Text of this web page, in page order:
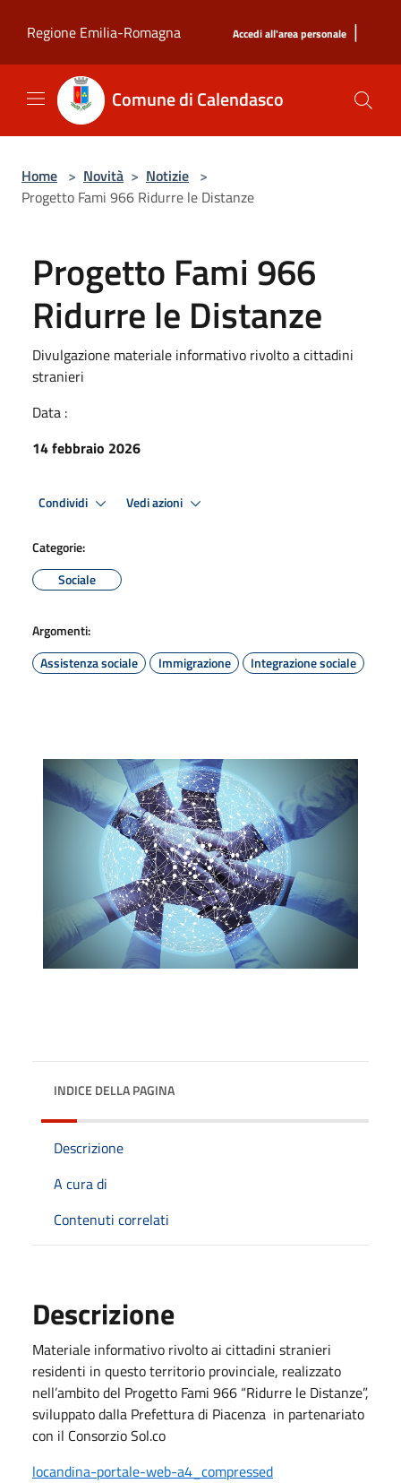
Regione Emilia-Romagna
Accedi all'area personale |
Comune di Calendasco
Home > Novità > Notizie >
Progetto Fami 966 Ridurre le Distanze
Progetto Fami 966
Ridurre le Distanze
Divulgazione materiale informativo rivolto a cittadini
stranieri
Data :
14 febbraio 2026
Condividi Vedi azioni
Categorie:
Sociale
Argomenti:
Assistenza sociale
Immigrazione Integrazione sociale
INDICE DELLA PAGINA
Descrizione
A cura di
Contenuti correlati
Descrizione
Materiale informativo rivolto ai cittadini stranieri
residenti in questo territorio provinciale, realizzato
nell’ambito del Progetto Fami 966 “Ridurre le Distanze”,
sviluppato dalla Prefettura di Piacenza in partenariato
con il Consorzio Sol.co
locandina-portale-web-a4_compressed